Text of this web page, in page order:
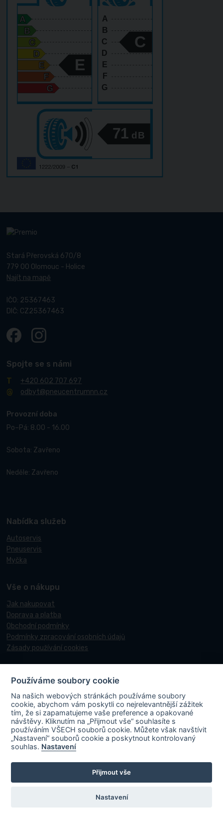
A
B
C
D
E
F
G
71 dB
E
C
Stará Přerovská 670/8
779 00 Olomouc - Holice
Najít na mapě
IČO: 25367463
DIČ: CZ25367463
Spojte se s námi
+420 602 707 697
odbyt@pneucentrumnn.cz
Provozní doba
Po–Pá: 8.00 - 16.00
Sobota: Zavřeno
Neděle: Zavřeno
Nabídka služeb
Autoservis
Pneuservis
Myčka
Vše o nákupu
Jak nakupovat
Doprava a platba
Obchodní podmínky
Podmínky zpracování osobních údajů
Zásady používání cookies
© 2017-2026 Pneucentrum N&N.
Webové stránky realizovalMatosoft.
PNEUCENTRUM N & N s. r. o.
ve spolupráci s Ministerstvem průmyslu a
„FVE-PNEUCENTRUM NN-OLOMOUC“, rgč.
CZ.31.3.0/0.0/0.0/22_001/0006195. Projekt je spolufinancován
Evropskou unií. V rámci projektu byla na střechu místa podnikání
obnovitelných zdrojů energie a energetickou soběstačnost.
Používáme soubory cookie
Na našich webových stránkách používáme soubory
cookie, abychom vám poskytli co nejrelevantnější zážitek
tím, že si zapamatujeme vaše preference a opakované
návštěvy. Kliknutím na „Přijmout vše“ souhlasíte s
používáním VŠECH souborů cookie. Můžete však navštívit
„Nastavení“ souborů cookie a poskytnout kontrolovaný
souhlas. Nastavení
Přijmout vše
Nastavení